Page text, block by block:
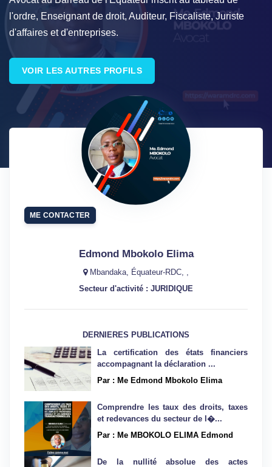
l'ordre, Enseignant de droit, Auditeur, Fiscaliste, Juriste
d'affaires et d'entreprises.
VOIR LES AUTRES PROFILS
ME CONTACTER
Edmond Mbokolo Elima
Mbandaka, Équateur-RDC, ,
Secteur d'activité : JURIDIQUE
DERNIERES PUBLICATIONS
La certification des états financiers
accompagnant la déclaration ...
Par : Me Edmond Mbokolo Elima
Comprendre les taux des droits, taxes
et redevances du secteur de l�...
Par : Me MBOKOLO ELIMA Edmond
De la nullité absolue des actes